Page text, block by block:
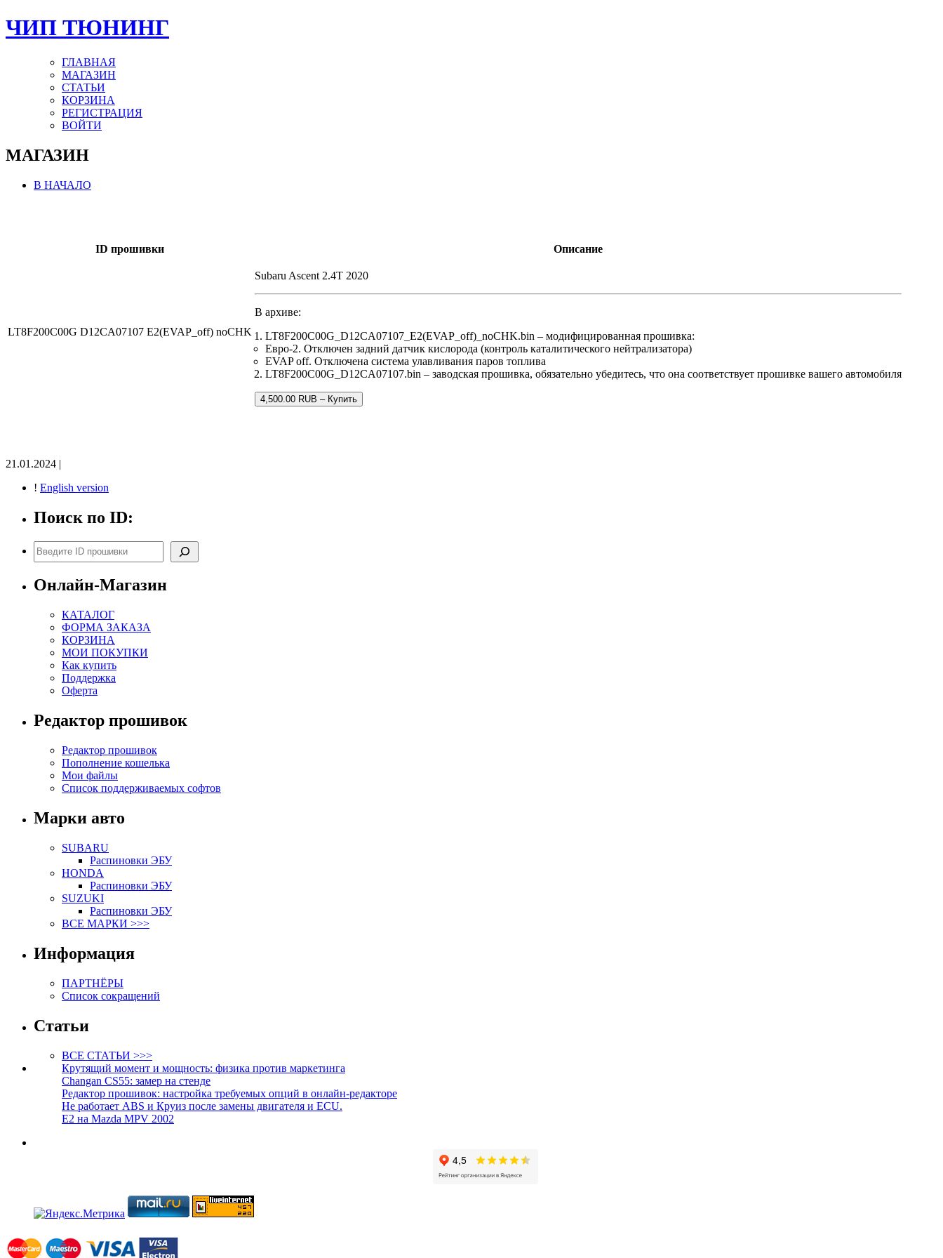
ЧИП ТЮНИНГ
ГЛАВНАЯ
МАГАЗИН
СТАТЬИ
КОРЗИНА
РЕГИСТРАЦИЯ
ВОЙТИ
МАГАЗИН
В НАЧАЛО
ID прошивки Описание
LT8F200C00G D12CA07107 E2(EVAP_off) noCHK
Subaru Ascent 2.4T 2020
В архиве:
LT8F200C00G_D12CA07107_E2(EVAP_off)_noCHK.bin – модифицированная прошивка:
Евро-2. Отключен задний датчик кислорода (контроль каталитического нейтрализатора)
EVAP off. Отключена система улавливания паров топлива
LT8F200C00G_D12CA07107.bin – заводская прошивка, обязательно убедитесь, что она соответствует прошивке вашего автомобиля
4,500.00 RUB – Купить
21.01.2024 |
! English version
Поиск по ID:
Поиск
Онлайн-Магазин
КАТАЛОГ
ФОРМА ЗАКАЗА
КОРЗИНА
МОИ ПОКУПКИ
Как купить
Поддержка
Оферта
Редактор прошивок
Редактор прошивок
Пополнение кошелька
Мои файлы
Список поддерживаемых софтов
Марки авто
SUBARU
Распиновки ЭБУ
HONDA
Распиновки ЭБУ
SUZUKI
Распиновки ЭБУ
ВСЕ МАРКИ >>>
Информация
ПАРТНЁРЫ
Список сокращений
Статьи
ВСЕ СТАТЬИ >>>
Крутящий момент и мощность: физика против маркетинга
Changan CS55: замер на стенде
Редактор прошивок: настройка требуемых опций в онлайн-редакторе
Не работает ABS и Круиз после замены двигателя и ECU.
E2 на Mazda MPV 2002